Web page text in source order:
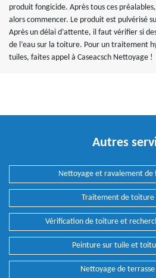
produit fongicide. Après tous ces
alors commencer. Le produit est pulvérisé
Après un délai d’attente, il faut vérifier si
de l’eau sur la toiture. Pour un traitement
tuiles, faites appel à Caseacsch Nettoyage !
Autres
Nettoyage et ravalement de
Traitement de toiture
Vérification de toiture et
Peinture sur tuile et
Nettoyage de terrasse